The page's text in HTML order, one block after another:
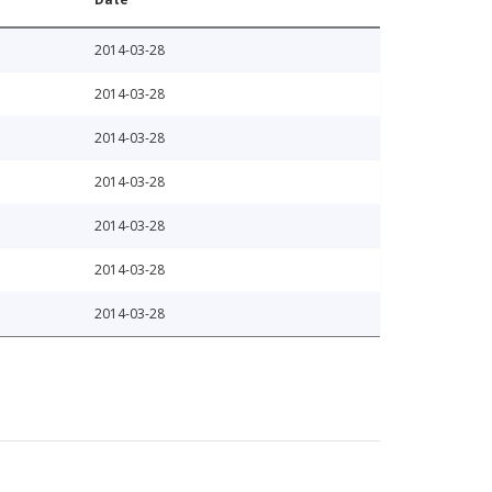
2014-03-28
2014-03-28
2014-03-28
2014-03-28
2014-03-28
2014-03-28
2014-03-28